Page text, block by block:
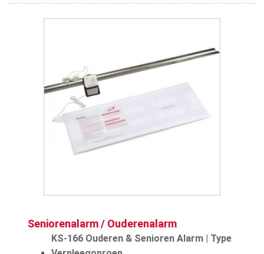
Seniorenalarm / Ouderenalarm
KS-166 Ouderen & Senioren Alarm | Type